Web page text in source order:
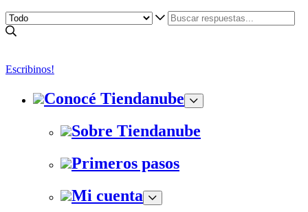
Escribinos!
Conocé Tiendanube
Sobre Tiendanube
Primeros pasos
Mi cuenta